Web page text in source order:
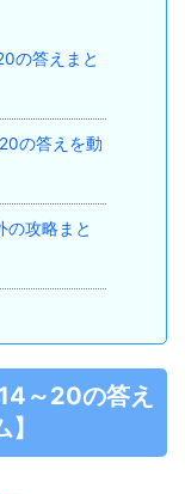
の答えまと
の答えを動
の攻略まと
～20の答え